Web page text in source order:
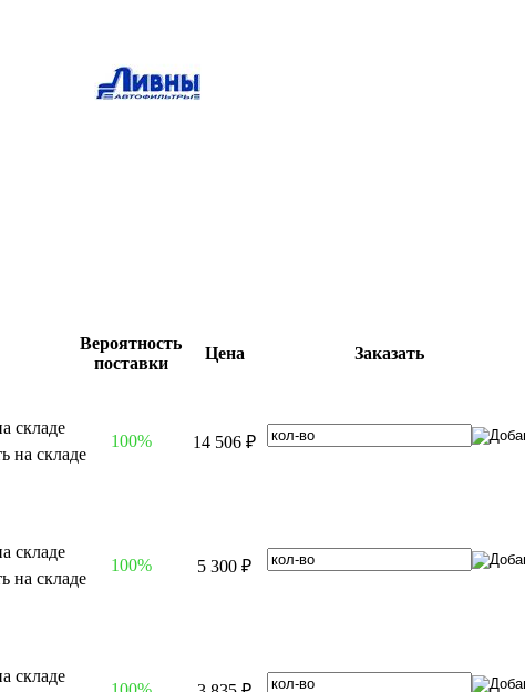
Вероятность
поставки
Цена Заказать
100% 14 506 ₽
100% 5 300 ₽